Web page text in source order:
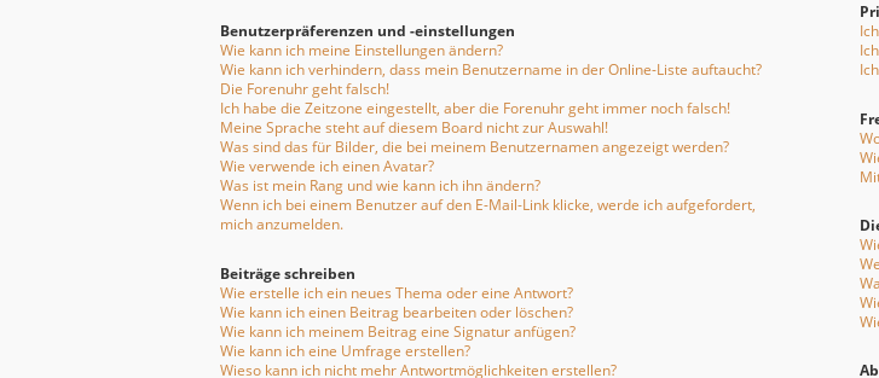
Benutzerpräferenzen und -einstellungen
Wie kann ich meine Einstellungen ändern?
Wie kann ich verhindern, dass mein Benutzername in der Online-Liste auftaucht?
Die Forenuhr geht falsch!
Ich habe die Zeitzone eingestellt, aber die Forenuhr geht immer noch falsch!
Meine Sprache steht auf diesem Board nicht zur Auswahl!
Was sind das für Bilder, die bei meinem Benutzernamen angezeigt werden?
Wie verwende ich einen Avatar?
Was ist mein Rang und wie kann ich ihn ändern?
Wenn ich bei einem Benutzer auf den E-Mail-Link klicke, werde ich aufgefordert,
mich anzumelden.
Beiträge schreiben
Wie erstelle ich ein neues Thema oder eine Antwort?
Wie kann ich einen Beitrag bearbeiten oder löschen?
Wie kann ich meinem Beitrag eine Signatur anfügen?
Wie kann ich eine Umfrage erstellen?
Wieso kann ich nicht mehr Antwortmöglichkeiten erstellen?